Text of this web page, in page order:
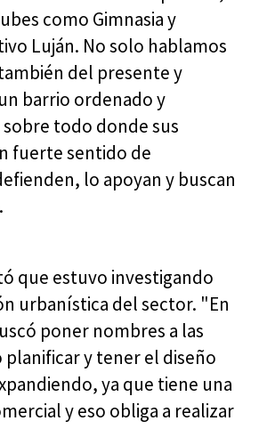
como Gimnasia y
Luján. No solo hablamos
del presente y
barrio ordenado y
todo donde sus
fuerte sentido de
lo apoyan y buscan
que estuvo investigando
urbanística del sector. "En
poner nombres a las
planificar y tener el diseño
ya que tiene una
y eso obliga a realizar